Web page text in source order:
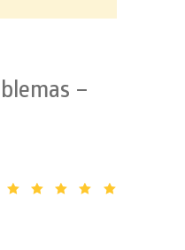
–